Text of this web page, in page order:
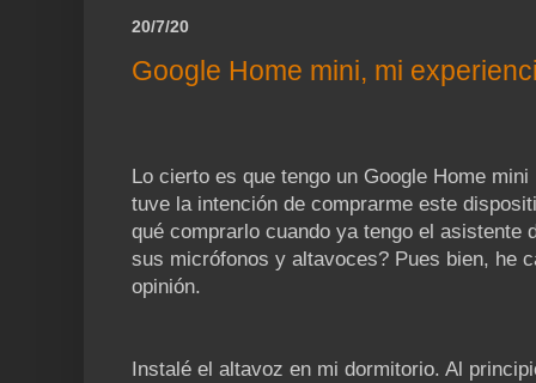
20/7/20
Google Home mini, mi
Lo cierto es que tengo un Google Home
tuve la intención de comprarme este
qué comprarlo cuando ya tengo el asistente
sus micrófonos y altavoces? Pues bien, he
opinión.
Instalé el altavoz en mi dormitorio. Al